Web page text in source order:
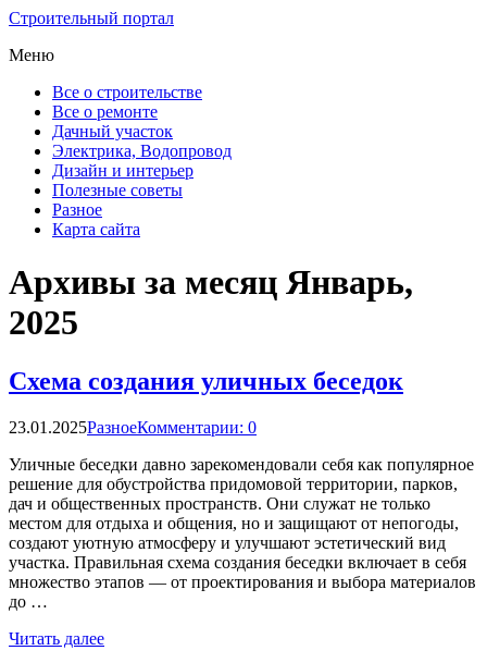
Строительный портал
Меню
Все о строительстве
Все о ремонте
Дачный участок
Электрика, Водопровод
Дизайн и интерьер
Полезные советы
Разное
Карта сайта
Архивы за месяц Январь,
2025
Схема создания уличных беседок
23.01.2025РазноеКомментарии: 0
Уличные беседки давно зарекомендовали себя как популярное
решение для обустройства придомовой территории, парков,
дач и общественных пространств. Они служат не только
местом для отдыха и общения, но и защищают от непогоды,
создают уютную атмосферу и улучшают эстетический вид
участка. Правильная схема создания беседки включает в себя
множество этапов — от проектирования и выбора материалов
до …
Читать далее